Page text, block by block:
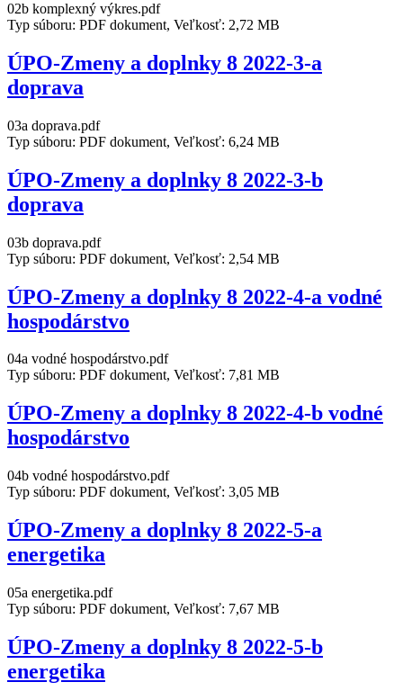
02b komplexný výkres.pdf
Typ súboru: PDF dokument, Veľkosť: 2,72 MB
ÚPO-Zmeny a doplnky 8 2022-3-a
doprava
03a doprava.pdf
Typ súboru: PDF dokument, Veľkosť: 6,24 MB
ÚPO-Zmeny a doplnky 8 2022-3-b
doprava
03b doprava.pdf
Typ súboru: PDF dokument, Veľkosť: 2,54 MB
ÚPO-Zmeny a doplnky 8 2022-4-a vodné
hospodárstvo
04a vodné hospodárstvo.pdf
Typ súboru: PDF dokument, Veľkosť: 7,81 MB
ÚPO-Zmeny a doplnky 8 2022-4-b vodné
hospodárstvo
04b vodné hospodárstvo.pdf
Typ súboru: PDF dokument, Veľkosť: 3,05 MB
ÚPO-Zmeny a doplnky 8 2022-5-a
energetika
05a energetika.pdf
Typ súboru: PDF dokument, Veľkosť: 7,67 MB
ÚPO-Zmeny a doplnky 8 2022-5-b
energetika